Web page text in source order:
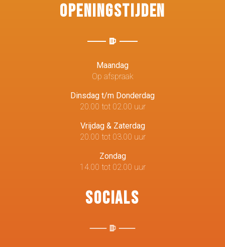
Openingstijden
Maandag
Op afspraak
Dinsdag t/m Donderdag
20.00 tot 02.00 uur
Vrijdag & Zaterdag
20.00 tot 03.00 uur
Zondag
14.00 tot 02.00 uur
Socials